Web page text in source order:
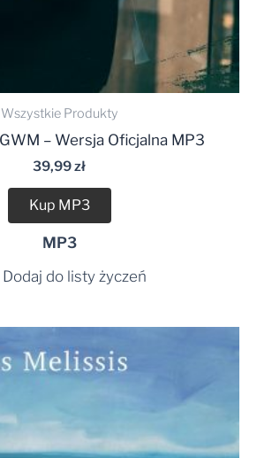
Wszystkie Produkty
Odtwarzacz
plików
– Wersja Oficjalna MP3
39,99zł
Kup MP3
MP3
Dodaj do listy życzeń